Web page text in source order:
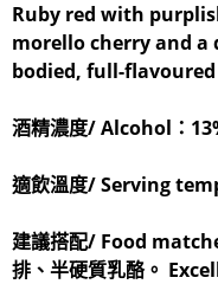
Ruby red with
morello cherry and a
bodied, full-
酒精濃度/ Alcohol：
適飲溫度/ Serving
建議搭配/ Food
排、半硬質乳酪。